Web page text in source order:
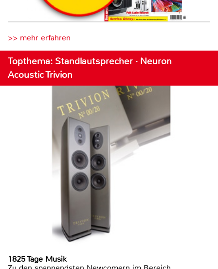
>> mehr erfahren
Topthema: Standlautsprecher · Neuron
Acoustic Trivion
1825 Tage Musik